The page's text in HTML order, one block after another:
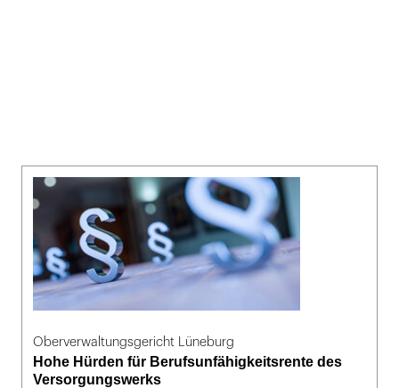
Oberverwaltungsgericht Lüneburg
Hohe Hürden für Berufsunfähigkeitsrente des
Versorgungswerks